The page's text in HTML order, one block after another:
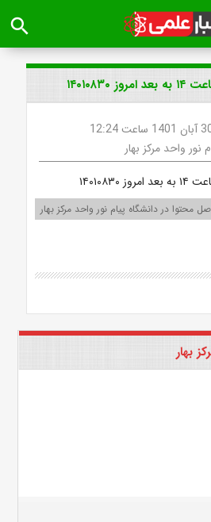
search
نور واحد مرکز بهار
محتوا در دانشگاه پیام نور واحد مرکز بهار
بهار